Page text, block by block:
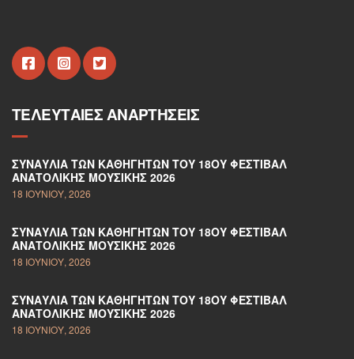
ΤΕΛΕΥΤΑΊΕΣ ΑΝΑΡΤΉΣΕΙΣ
ΣΥΝΑΥΛΊΑ ΤΩΝ ΚΑΘΗΓΗΤΏΝ ΤΟΥ 18ΟΥ ΦΕΣΤΙΒΆΛ
ΑΝΑΤΟΛΙΚΉΣ ΜΟΥΣΙΚΉΣ 2026
18 ΙΟΥΝΊΟΥ, 2026
ΣΥΝΑΥΛΊΑ ΤΩΝ ΚΑΘΗΓΗΤΏΝ ΤΟΥ 18ΟΥ ΦΕΣΤΙΒΆΛ
ΑΝΑΤΟΛΙΚΉΣ ΜΟΥΣΙΚΉΣ 2026
18 ΙΟΥΝΊΟΥ, 2026
ΣΥΝΑΥΛΊΑ ΤΩΝ ΚΑΘΗΓΗΤΏΝ ΤΟΥ 18ΟΥ ΦΕΣΤΙΒΆΛ
ΑΝΑΤΟΛΙΚΉΣ ΜΟΥΣΙΚΉΣ 2026
18 ΙΟΥΝΊΟΥ, 2026